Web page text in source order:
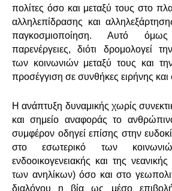
πολίτες όσο και μεταξύ τους στο
αλληλεπίδρασης και
παγκοσμιοποίηση. Αυτό όμως
παρενέργειες, διότι δρομολογεί
των κοινωνιών μεταξύ τους και
προσέγγιση σε συνθήκες ειρήνης και
Η ανάπτυξη δυναμικής χωρίς
και σημείο αναφοράς το
συμφέρον οδηγεί επίσης στην
στο εσωτερικό των
ενδοοικογενειακής και της νεανικής
των ανηλίκων) όσο και στο
διαλόγου η βία ως μέσο